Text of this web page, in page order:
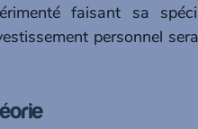
faisant sa
personnel